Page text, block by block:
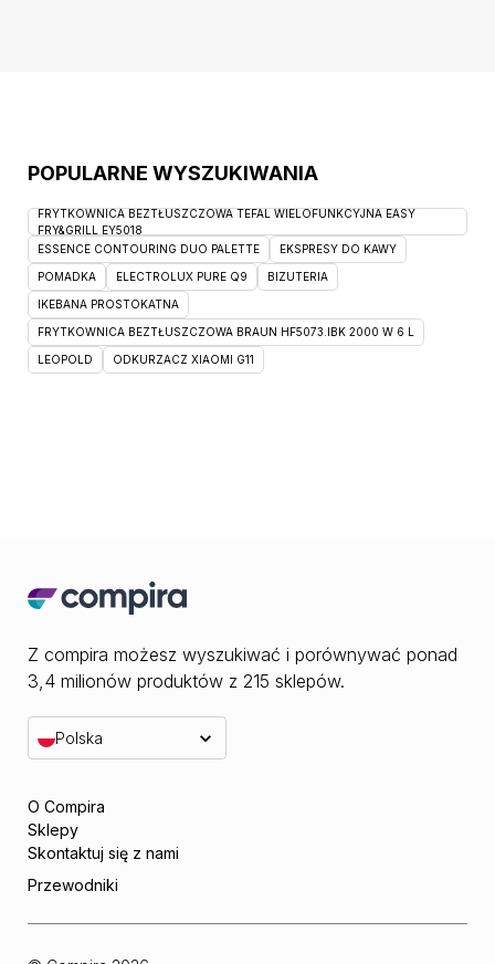
POPULARNE WYSZUKIWANIA
FRYTKOWNICA BEZTŁUSZCZOWA TEFAL WIELOFUNKCYJNA EASY
FRY&GRILL EY5018
ESSENCE CONTOURING DUO PALETTE
EKSPRESY DO KAWY
POMADKA ELECTROLUX PURE Q9 BIZUTERIA
IKEBANA PROSTOKATNA
FRYTKOWNICA BEZTŁUSZCZOWA BRAUN HF5073.IBK 2000 W 6 L
LEOPOLD ODKURZACZ XIAOMI G11
Z compira możesz wyszukiwać i porównywać ponad
3,4 milionów produktów z 215 sklepów.
Polska
O Compira
Sklepy
Skontaktuj się z nami
Przewodniki